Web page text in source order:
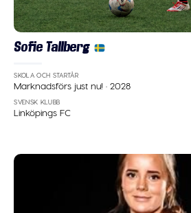
Sofie Tallberg
SKOLA OCH STARTÅR
Marknadsförs just nu!·2028
SVENSK KLUBB
Linköpings FC